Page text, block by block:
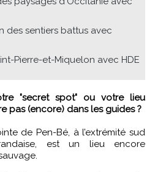
des sentiers battus avec
Pierre-et-Miquelon avec HDE
pas (encore) dans les guides ?
de Pen-Bé, à l’extrémité sud
est un lieu encore